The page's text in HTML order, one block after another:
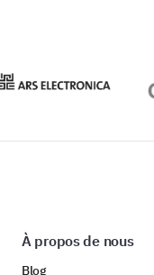
À propos de nous
Blog